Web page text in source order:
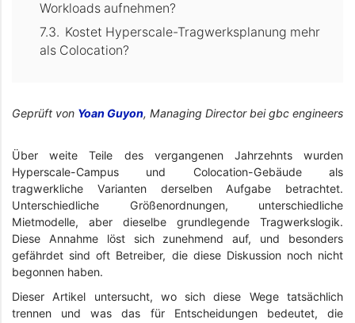
Workloads aufnehmen?
Kostet Hyperscale-Tragwerksplanung mehr
als Colocation?
Geprüft von Yoan Guyon, Managing Director bei gbc engineers
Über weite Teile des vergangenen Jahrzehnts wurden
Hyperscale-Campus und Colocation-Gebäude als
tragwerkliche Varianten derselben Aufgabe betrachtet.
Unterschiedliche Größenordnungen, unterschiedliche
Mietmodelle, aber dieselbe grundlegende Tragwerkslogik.
Diese Annahme löst sich zunehmend auf, und besonders
gefährdet sind oft Betreiber, die diese Diskussion noch nicht
begonnen haben.
Dieser Artikel untersucht, wo sich diese Wege tatsächlich
trennen und was das für Entscheidungen bedeutet, die